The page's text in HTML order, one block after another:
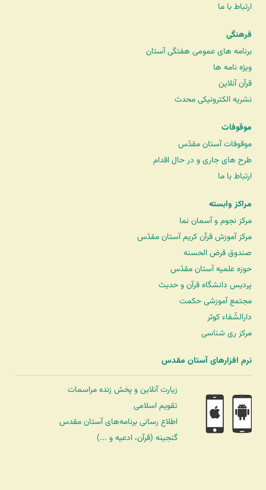
ارتباط با ما
فرهنگی
برنامه های عمومی هفتگی آستان
ویژه نامه ها
قرآن آنلاین
نشریه الکترونیکی محدث
موقوفات
موقوفات آستان مقدّس
طرح های جاری و در حال اقدام
ارتباط با ما
مراکز وابسته
مرکز نجوم و آسمان نما
مرکز آموزش قرآن کریم آستان مقدّس
صندوق قرض الحسنه
حوزه علمیه آستان مقدّس
پردیس دانشگاه قرآن و حدیث
مجتمع آموزشی حکمت
دارالشّفاء کوثر
مرکز ری شناسی
نرم افزارهای آستان مقدس
زیارت آنلاین و پخش زنده مراسمات
تقویم اسلامی
اطلاع رسانی برنامه‌های آستان مقدس
گنجینه (قرآن، ادعیه و ...)